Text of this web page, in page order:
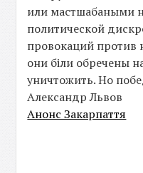
или мастшабаными
политической
провокаций против
они біли обречены
уничтожить. Но
Александр Львов
Анонс Закарпаття